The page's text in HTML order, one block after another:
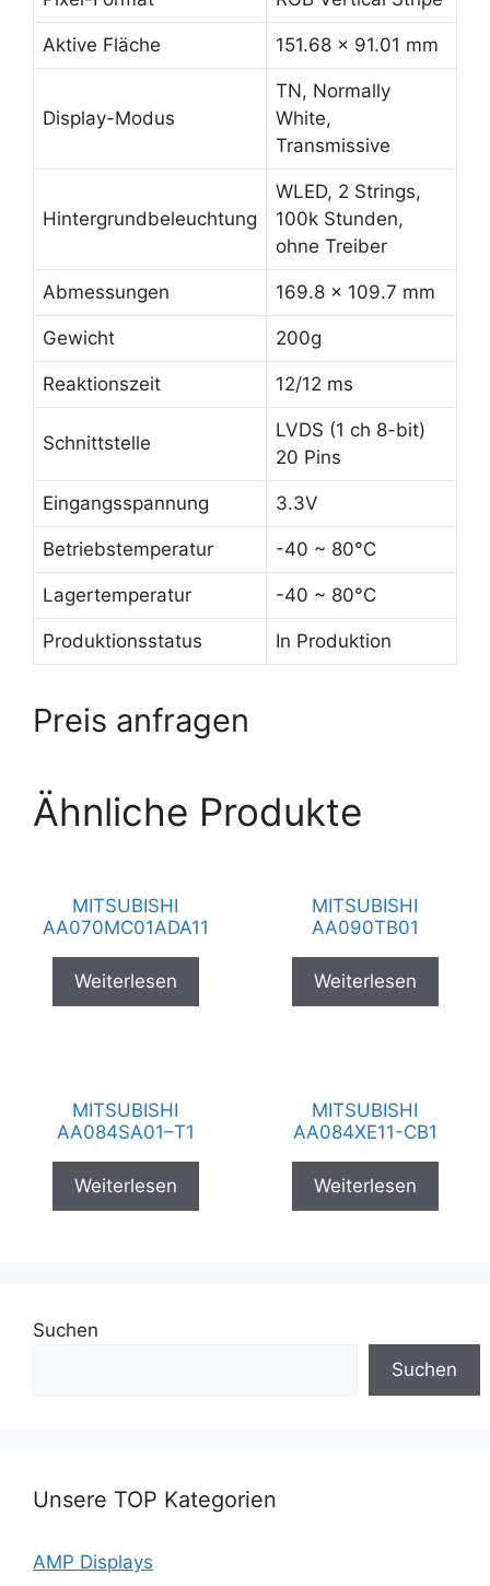
Aktive Fläche 151.68 x 91.01 mm
Display-Modus
TN, Normally
White,
Transmissive
Hintergrundbeleuchtung
WLED, 2 Strings,
100k Stunden,
ohne Treiber
Abmessungen 169.8 x 109.7 mm
Gewicht 200g
Reaktionszeit 12/12 ms
Schnittstelle
LVDS (1 ch 8-bit)
20 Pins
Eingangsspannung 3.3V
Betriebstemperatur -40 ~ 80°C
Lagertemperatur -40 ~ 80°C
Produktionsstatus In Produktion
Preis anfragen
Ähnliche Produkte
MITSUBISHI
AA070MC01ADA11
Weiterlesen
MITSUBISHI
AA090TB01
Weiterlesen
MITSUBISHI
AA084SA01–T1
Weiterlesen
MITSUBISHI
AA084XE11-CB1
Weiterlesen
Suchen
Suchen
Unsere TOP Kategorien
AMP Displays